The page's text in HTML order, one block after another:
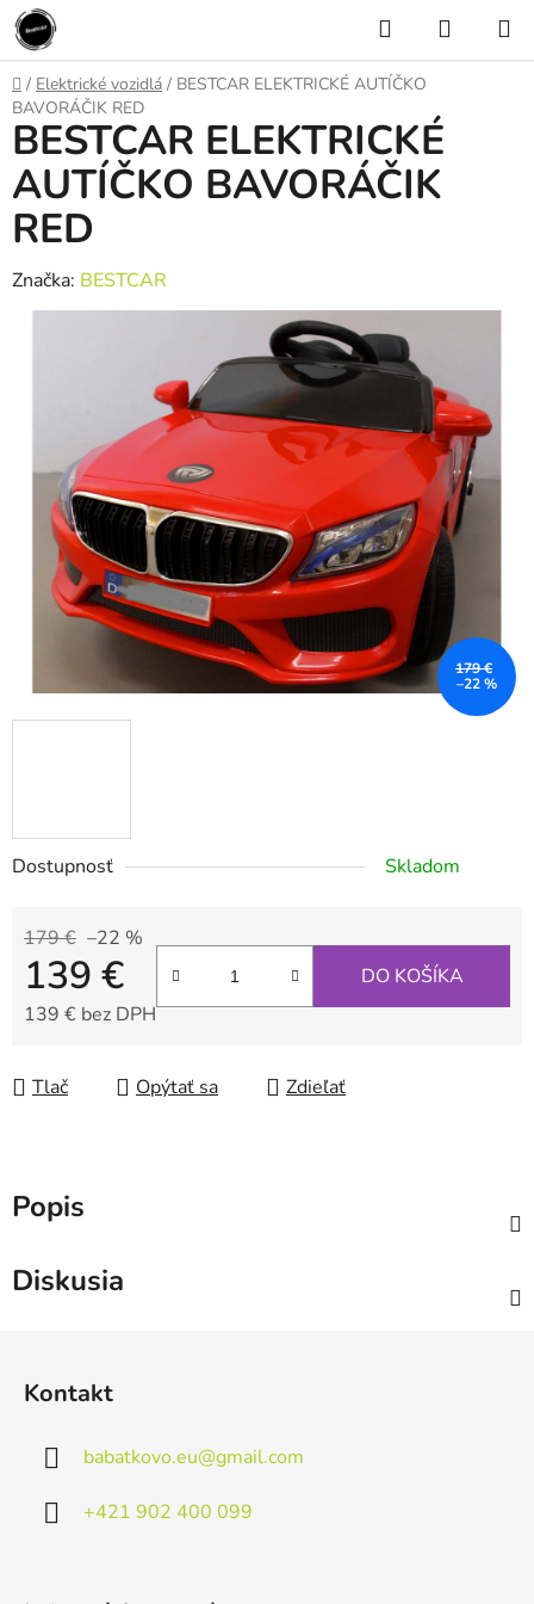
Prejsť
na
obsah
Hľadať
KOŠÍK
Domov
/ Elektrické vozidlá / BESTCAR ELEKTRICKÉ AUTÍČKO
BAVORÁČIK RED
Dostupnosť Skladom
179 € –22 %
139 €
139 € bez DPH
DO KOŠÍKA
Tlač Opýtať sa Zdieľať
BESTCAR ELEKTRICKÉ
AUTÍČKO BAVORÁČIK
RED
Značka: BESTCAR
179 €
–22 %
Popis
Diskusia
Kontakt
babatkovo.eu@gmail.com
+421 902 400 099